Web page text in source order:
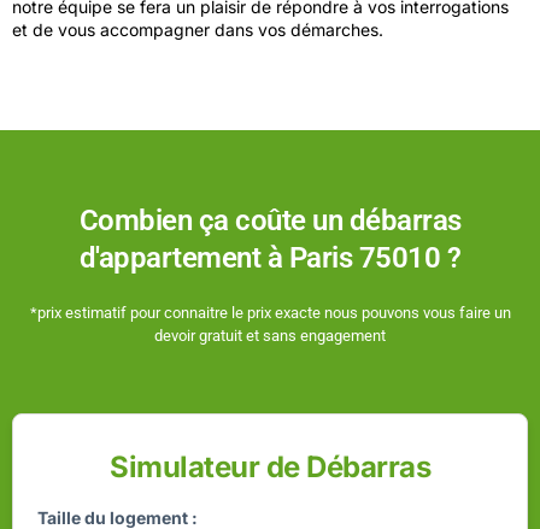
notre équipe se fera un plaisir de répondre à vos interrogations
et de vous accompagner dans vos démarches.
Combien ça coûte un débarras
d'appartement à Paris 75010 ?
*prix estimatif pour connaitre le prix exacte nous pouvons vous faire un
devoir gratuit et sans engagement
Simulateur de Débarras
Taille du logement :